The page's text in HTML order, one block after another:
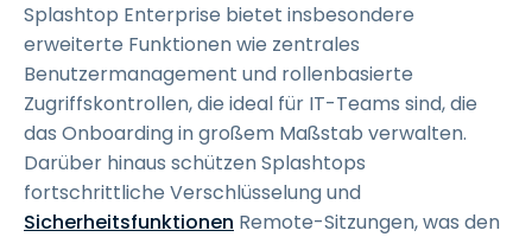
Splashtop Enterprise bietet insbesondere
erweiterte Funktionen wie zentrales
Benutzermanagement und rollenbasierte
Zugriffskontrollen, die ideal für IT-Teams sind, die
das Onboarding in großem Maßstab verwalten.
Darüber hinaus schützen Splashtops
fortschrittliche Verschlüsselung und
Sicherheitsfunktionen Remote-Sitzungen, was den